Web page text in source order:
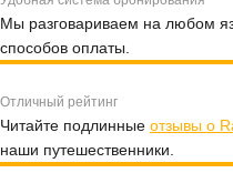
Мы разговариваем на любом
способов оплаты.
Отличный рейтинг
Читайте подлинные отзывы о
наши путешественники.